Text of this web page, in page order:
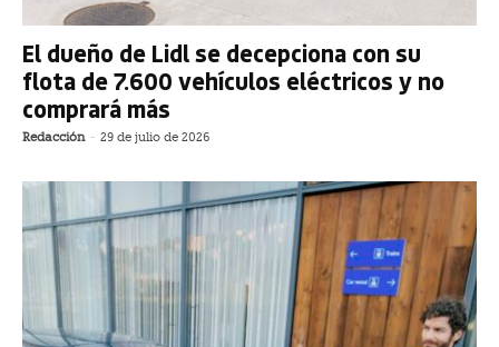
El dueño de Lidl se decepciona con su
flota de 7.600 vehículos eléctricos y no
comprará más
Redacción - 29 de julio de 2026